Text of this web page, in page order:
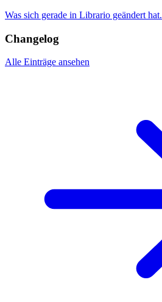
Was sich gerade in Librario geändert hat.
Changelog
Alle Einträge ansehen